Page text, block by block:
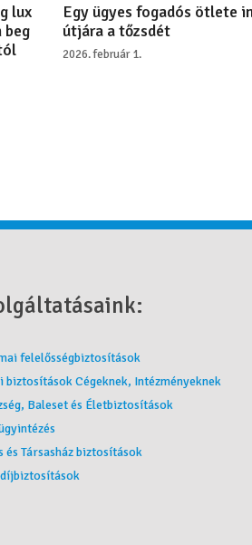
lux
beg
Egy ügyes fogadós ötlete
útjára a tőzsdét
2026. február 1.
felelősségbiztosítások
biztosítások Cégeknek, Intézményeknek
Baleset és Életbiztosítások
és Társasház biztosítások